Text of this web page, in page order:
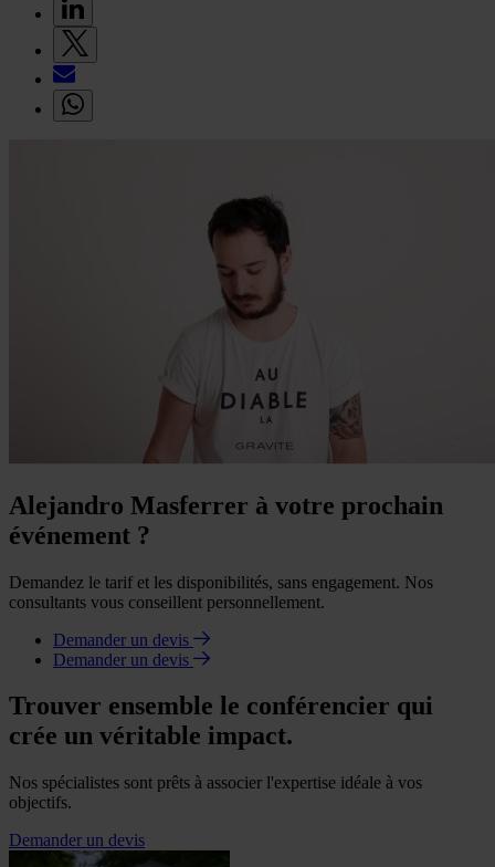
Alejandro Masferrer à votre prochain
événement ?
Demandez le tarif et les disponibilités, sans engagement. Nos
consultants vous conseillent personnellement.
Demander un devis
Demander un devis
Trouver ensemble le conférencier qui
crée un véritable impact.
Nos spécialistes sont prêts à associer l'expertise idéale à vos
objectifs.
Demander un devis